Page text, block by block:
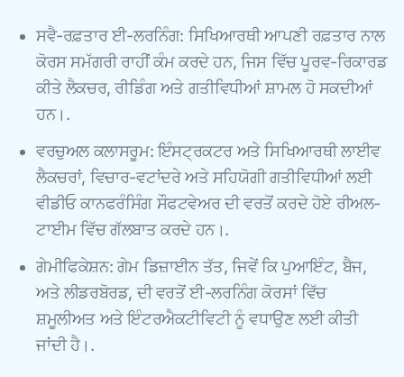
ਸਵੈ-ਰਫ਼ਤਾਰ ਈ-ਲਰਨਿੰਗ: ਸਿਖਿਆਰਥੀ ਆਪਣੀ ਰਫ਼ਤਾਰ ਨਾਲ
ਕੋਰਸ ਸਮੱਗਰੀ ਰਾਹੀਂ ਕੰਮ ਕਰਦੇ ਹਨ, ਜਿਸ ਵਿੱਚ ਪੂਰਵ-ਰਿਕਾਰਡ
ਕੀਤੇ ਲੈਕਚਰ, ਰੀਡਿੰਗ ਅਤੇ ਗਤੀਵਿਧੀਆਂ ਸ਼ਾਮਲ ਹੋ ਸਕਦੀਆਂ
ਹਨ।.
ਵਰਚੁਅਲ ਕਲਾਸਰੂਮ: ਇੰਸਟ੍ਰਕਟਰ ਅਤੇ ਸਿਖਿਆਰਥੀ ਲਾਈਵ
ਲੈਕਚਰਾਂ, ਵਿਚਾਰ-ਵਟਾਂਦਰੇ ਅਤੇ ਸਹਿਯੋਗੀ ਗਤੀਵਿਧੀਆਂ ਲਈ
ਵੀਡੀਓ ਕਾਨਫਰੰਸਿੰਗ ਸੌਫਟਵੇਅਰ ਦੀ ਵਰਤੋਂ ਕਰਦੇ ਹੋਏ ਰੀਅਲ-
ਟਾਈਮ ਵਿੱਚ ਗੱਲਬਾਤ ਕਰਦੇ ਹਨ।.
ਗੇਮੀਫਿਕੇਸ਼ਨ: ਗੇਮ ਡਿਜ਼ਾਈਨ ਤੱਤ, ਜਿਵੇਂ ਕਿ ਪੁਆਇੰਟ, ਬੈਜ,
ਅਤੇ ਲੀਡਰਬੋਰਡ, ਦੀ ਵਰਤੋਂ ਈ-ਲਰਨਿੰਗ ਕੋਰਸਾਂ ਵਿੱਚ
ਸ਼ਮੂਲੀਅਤ ਅਤੇ ਇੰਟਰਐਕਟੀਵਿਟੀ ਨੂੰ ਵਧਾਉਣ ਲਈ ਕੀਤੀ
ਜਾਂਦੀ ਹੈ।.